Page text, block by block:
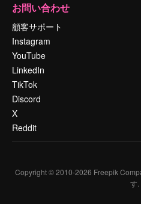
お問い合わせ
顧客サポート
Instagram
YouTube
LinkedIn
TikTok
Discord
X
Reddit
Copyright © 2010-2026 Freepik
す.